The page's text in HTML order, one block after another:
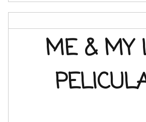
ME & MY